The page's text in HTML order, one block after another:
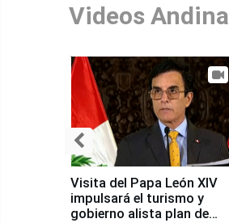
Videos Andina
Visita del Papa León XIV
impulsará el turismo y
gobierno alista plan de